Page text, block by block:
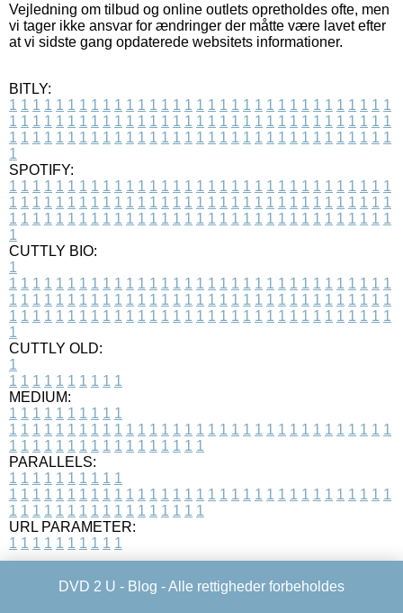
Vejledning om tilbud og online outlets opretholdes ofte, men
vi tager ikke ansvar for ændringer der måtte være lavet efter
at vi sidste gang opdaterede websitets informationer.
BITLY:
1 1 1 1 1 1 1 1 1 1 1 1 1 1 1 1 1 1 1 1 1 1 1 1 1 1 1 1 1 1 1 1 1
1 1 1 1 1 1 1 1 1 1 1 1 1 1 1 1 1 1 1 1 1 1 1 1 1 1 1 1 1 1 1 1 1
1 1 1 1 1 1 1 1 1 1 1 1 1 1 1 1 1 1 1 1 1 1 1 1 1 1 1 1 1 1 1 1 1
1
SPOTIFY:
1 1 1 1 1 1 1 1 1 1 1 1 1 1 1 1 1 1 1 1 1 1 1 1 1 1 1 1 1 1 1 1 1
1 1 1 1 1 1 1 1 1 1 1 1 1 1 1 1 1 1 1 1 1 1 1 1 1 1 1 1 1 1 1 1 1
1 1 1 1 1 1 1 1 1 1 1 1 1 1 1 1 1 1 1 1 1 1 1 1 1 1 1 1 1 1 1 1 1
1
CUTTLY BIO:
1
1 1 1 1 1 1 1 1 1 1 1 1 1 1 1 1 1 1 1 1 1 1 1 1 1 1 1 1 1 1 1 1 1
1 1 1 1 1 1 1 1 1 1 1 1 1 1 1 1 1 1 1 1 1 1 1 1 1 1 1 1 1 1 1 1 1
1 1 1 1 1 1 1 1 1 1 1 1 1 1 1 1 1 1 1 1 1 1 1 1 1 1 1 1 1 1 1 1 1
1
CUTTLY OLD:
1
1 1 1 1 1 1 1 1 1 1
MEDIUM:
1 1 1 1 1 1 1 1 1 1
1 1 1 1 1 1 1 1 1 1 1 1 1 1 1 1 1 1 1 1 1 1 1 1 1 1 1 1 1 1 1 1 1
1 1 1 1 1 1 1 1 1 1 1 1 1 1 1 1 1
PARALLELS:
1 1 1 1 1 1 1 1 1 1
1 1 1 1 1 1 1 1 1 1 1 1 1 1 1 1 1 1 1 1 1 1 1 1 1 1 1 1 1 1 1 1 1
1 1 1 1 1 1 1 1 1 1 1 1 1 1 1 1 1
URL PARAMETER:
1 1 1 1 1 1 1 1 1 1
DVD 2 U - Blog - Alle rettigheder forbeholdes